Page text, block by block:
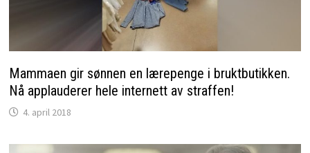
Mammaen gir sønnen en lærepenge i bruktbutikken.
Nå applauderer hele internett av straffen!
4. april 2018